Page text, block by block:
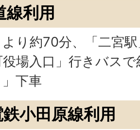
線利用
より約70分、「二宮
場入口」行きバス
下車
小田原線利用